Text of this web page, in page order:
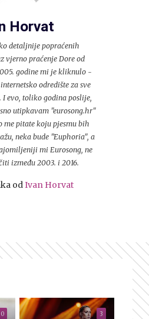
Horvat
detaljnije popraćenih
vjerno praćenje Dore od
godine mi je kliknulo -
odredište za sve
I evo, toliko godina poslije,
utipkavam "eurosong.hr"
me pitate koju pjesmu bih
neka bude "Euphoria", a
mi Eurosong, ne
između 2003. i 2016.
odIvan Horvat
0 3